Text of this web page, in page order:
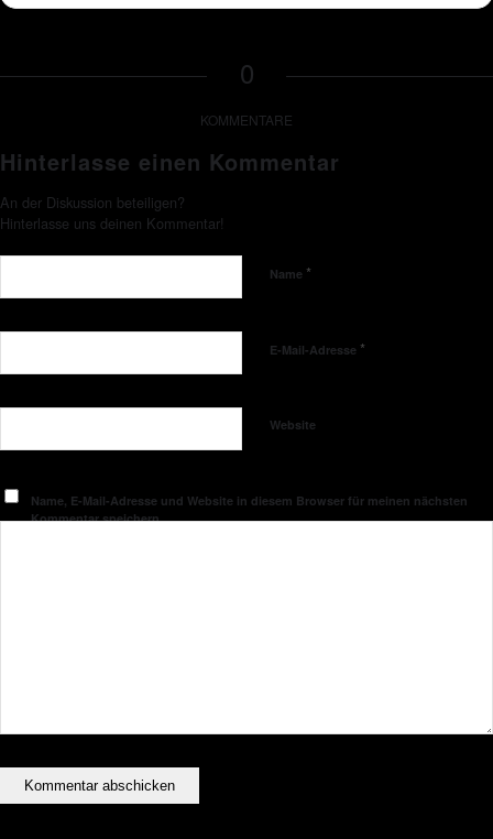
0
KOMMENTARE
Hinterlasse einen Kommentar
An der Diskussion beteiligen?
Hinterlasse uns deinen Kommentar!
Name *
E-Mail-Adresse *
Website
Name, E-Mail-Adresse und Website in diesem Browser für meinen nächsten
Kommentar speichern.